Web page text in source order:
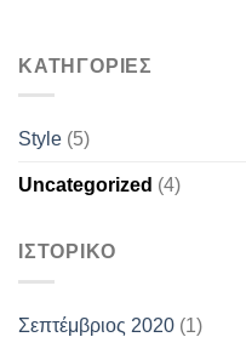
KΑΤΗΓΟΡΊΕΣ
Style (5)
Uncategorized (4)
ΙΣΤΟΡΙΚΌ
Σεπτέμβριος 2020 (1)